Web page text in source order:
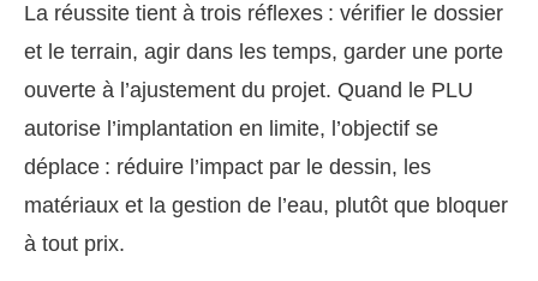
La réussite tient à trois réflexes : vérifier le dossier
et le terrain, agir dans les temps, garder une porte
ouverte à l’ajustement du projet. Quand le PLU
autorise l’implantation en limite, l’objectif se
déplace : réduire l’impact par le dessin, les
matériaux et la gestion de l’eau, plutôt que bloquer
à tout prix.